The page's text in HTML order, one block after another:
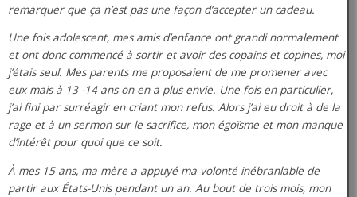
remarquer que ça n’est pas une façon d’accepter un cadeau.
Une fois adolescent, mes amis d’enfance ont grandi normalement
et ont donc commencé à sortir et avoir des copains et copines, moi
j’étais seul. Mes parents me proposaient de me promener avec
eux mais à 13 -14 ans on en a plus envie. Une fois en particulier,
j’ai fini par surréagir en criant mon refus. Alors j’ai eu droit à de la
rage et à un sermon sur le sacrifice, mon égoïsme et mon manque
d’intérêt pour quoi que ce soit.
À mes 15 ans, ma mère a appuyé ma volonté inébranlable de
partir aux États-Unis pendant un an. Au bout de trois mois, mon